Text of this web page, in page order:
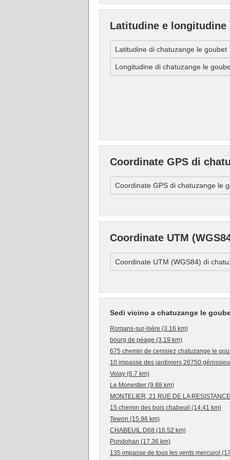
Latitudine e longitudine
Latitudine di chatuzange le goubet
Longitudine di chatuzange le
Coordinate GPS di
Coordinate GPS di chatuzange le
Coordinate UTM
Coordinate UTM (WGS84) di
Sedi vicino a chatuzange le
Romans-sur-Isère (3.16 km)
bourg de péage (3.19 km)
675 chemin de cenisiez chatuzange le
10 impasse des jardiniers 26750
Volay (6.7 km)
Le Monestier (9.88 km)
MONTELIER, 21 RUE DE LA
15 chemin des bois chabeuil (14.41 km)
Tewon (15.96 km)
CHABEUIL D68 (16.52 km)
Pondohan (17.36 km)
135 impasse de tous les vents mercurol